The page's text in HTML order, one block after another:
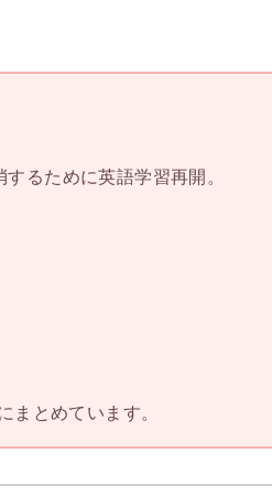
るために英語学習再開。
まとめています。